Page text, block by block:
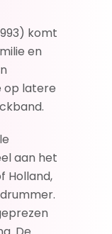
komt
en
op latere
aan het
Holland,